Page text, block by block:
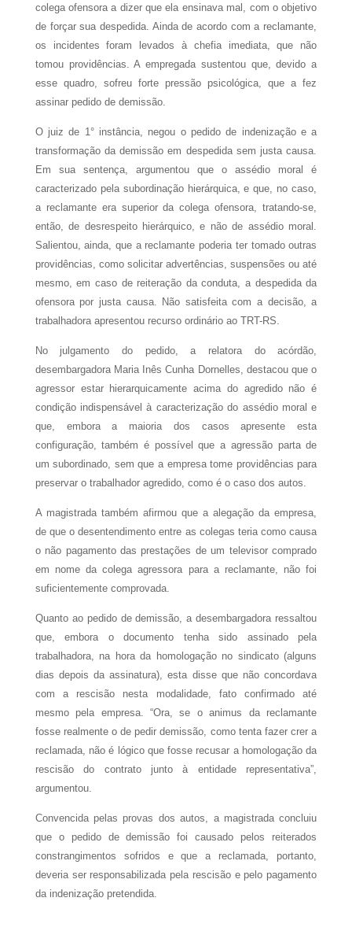
colega ofensora a dizer que ela ensinava mal, com o objetivo
de forçar sua despedida. Ainda de acordo com a reclamante,
os incidentes foram levados à chefia imediata, que não
tomou providências. A empregada sustentou que, devido a
esse quadro, sofreu forte pressão psicológica, que a fez
assinar pedido de demissão.
O juiz de 1° instância, negou o pedido de indenização e a
transformação da demissão em despedida sem justa causa.
Em sua sentença, argumentou que o assédio moral é
caracterizado pela subordinação hierárquica, e que, no caso,
a reclamante era superior da colega ofensora, tratando-se,
então, de desrespeito hierárquico, e não de assédio moral.
Salientou, ainda, que a reclamante poderia ter tomado outras
providências, como solicitar advertências, suspensões ou até
mesmo, em caso de reiteração da conduta, a despedida da
ofensora por justa causa. Não satisfeita com a decisão, a
trabalhadora apresentou recurso ordinário ao TRT-RS.
No julgamento do pedido, a relatora do acórdão,
desembargadora Maria Inês Cunha Dornelles, destacou que o
agressor estar hierarquicamente acima do agredido não é
condição indispensável à caracterização do assédio moral e
que, embora a maioria dos casos apresente esta
configuração, também é possível que a agressão parta de
um subordinado, sem que a empresa tome providências para
preservar o trabalhador agredido, como é o caso dos autos.
A magistrada também afirmou que a alegação da empresa,
de que o desentendimento entre as colegas teria como causa
o não pagamento das prestações de um televisor comprado
em nome da colega agressora para a reclamante, não foi
suficientemente comprovada.
Quanto ao pedido de demissão, a desembargadora ressaltou
que, embora o documento tenha sido assinado pela
trabalhadora, na hora da homologação no sindicato (alguns
dias depois da assinatura), esta disse que não concordava
com a rescisão nesta modalidade, fato confirmado até
mesmo pela empresa. “Ora, se o animus da reclamante
fosse realmente o de pedir demissão, como tenta fazer crer a
reclamada, não é lógico que fosse recusar a homologação da
rescisão do contrato junto à entidade representativa”,
argumentou.
Convencida pelas provas dos autos, a magistrada concluiu
que o pedido de demissão foi causado pelos reiterados
constrangimentos sofridos e que a reclamada, portanto,
deveria ser responsabilizada pela rescisão e pelo pagamento
da indenização pretendida.